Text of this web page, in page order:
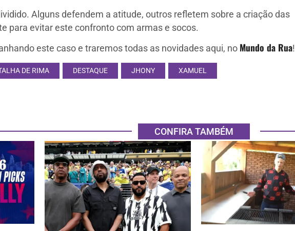
Alguns defendem a atitude, outros refletem sobre a criação das
para evitar este confronto com armas e socos.
este caso e traremos todas as novidades aqui, no Mundo da Rua!
DE RIMA DESTAQUE JHONY XAMUEL
CONFIRA TAMBÉM